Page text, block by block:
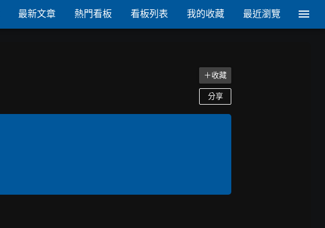
最新文章 熱門看板 看板列表 我的收藏 最近瀏覽
＋收藏
分享